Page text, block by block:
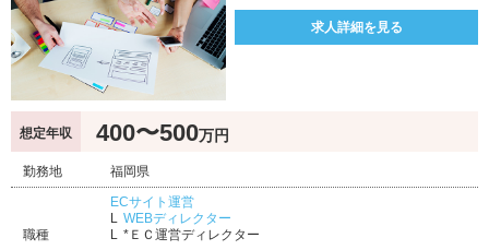
求人詳細を見る
想定年収 400〜500万円
勤務地 福岡県
職種
ECサイト運営
WEBディレクター
*ＥＣ運営ディレクター